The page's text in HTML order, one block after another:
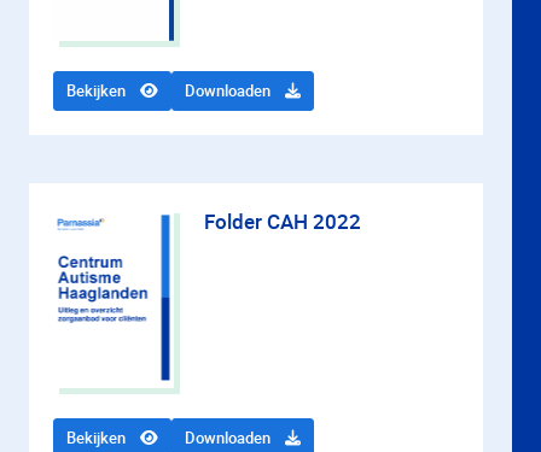
Bekijken Downloaden
Folder CAH 2022
Bekijken Downloaden